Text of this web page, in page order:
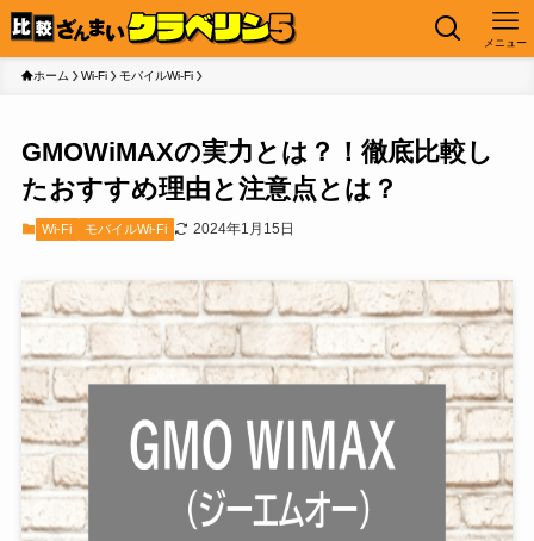
メニュー
ホーム Wi-Fi モバイルWi-Fi
GMOWiMAXの実力とは？！徹底比較し
たおすすめ理由と注意点とは？
Wi-Fi モバイルWi-Fi 2024年1月15日